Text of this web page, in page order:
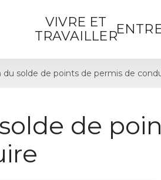
VIVRE ET
TRAVAILLER
du solde de points de permis de
de